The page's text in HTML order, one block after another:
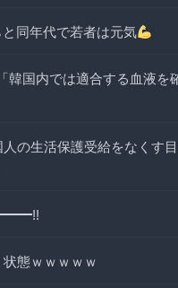
同年代で若者は元気
韓国内では適合する血液
の生活保護受給をなくす
態ｗｗｗｗｗ